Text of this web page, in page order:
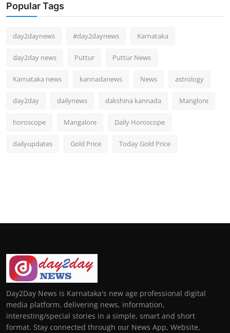
Popular Tags
day2daynews #day2daynews Karnataka
day2day news Puttur Puttur News
Karnataka news kannadanews News astrology
day2day dailynews dakshina kannada Manglore
horoscope Mangalore Daily Horoscope
dailyupdates Gold Price Today Gold Price
Day2Day News is Karnataka's new age professional digital
media platform, delivering news, information,
interesting/special stories in a simple, smart and short
format. Stay connected through our News App, Website,